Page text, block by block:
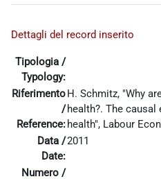
Dettagli del record inserito
Tipologia /
Typology:
Riferimento
/
Reference:
H. Schmitz, "Why
health?. The
health", Labour
Data /
Date:
2011
Numero /